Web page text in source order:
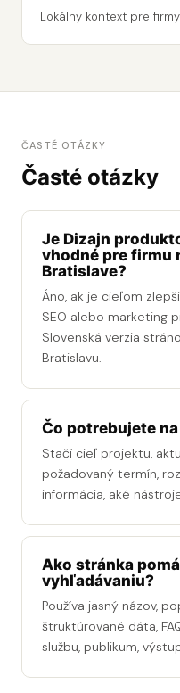
Lokálny kontext pre
ČASTÉ OTÁZKY
Časté otázky
Je Dizajn
vhodné pre firmu
Bratislave?
Áno, ak je cieľom
SEO alebo marketing
Slovenská verzia
Bratislavu.
Čo potrebujete
Stačí cieľ projektu,
požadovaný termín,
informácia, aké
Ako stránka
vyhľadávaniu?
Používa jasný názov,
štruktúrované dáta,
službu, publikum,